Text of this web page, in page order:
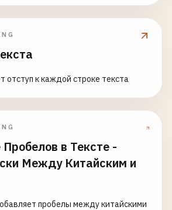
отступ к каждой строке текста
в Тексте -
Между Китайским и
пробелы между китайскими